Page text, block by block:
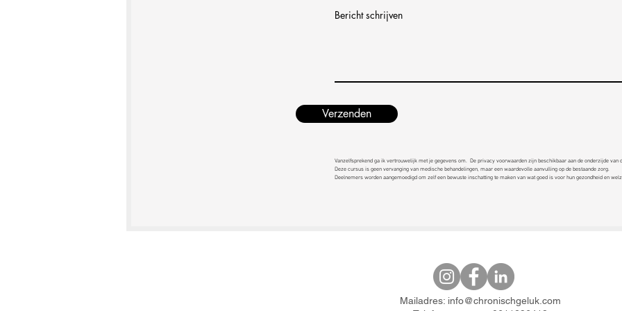
Bericht schrijven
Verzenden
Vanzelfsprekend ga ik vertrouwelijk met je gegevens om. De privacy voorwaarden zijn beschikbaar aan de onderzijde van
Deze cursus is geen vervanging van medische behandelingen, maar een waardevolle aanvulling op de bestaande zorg.
Deelnemers worden aangemoedigd om zelf een bewuste inschatting te maken van wat goed is voor hun gezondheid en
Mailadres: info@chronischgeluk.com